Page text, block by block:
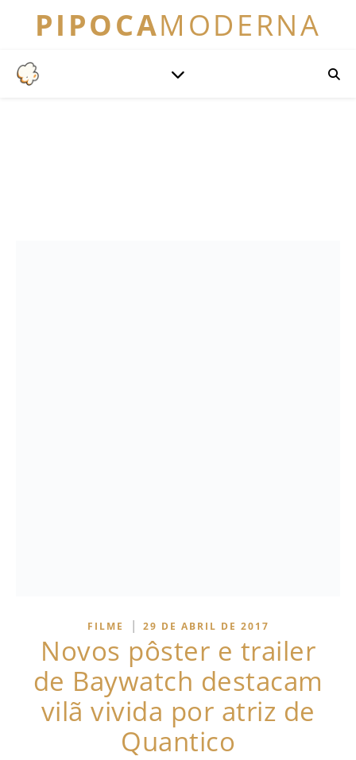
PIPOCAMODERNA
FILME | 29 DE ABRIL DE 2017
Novos pôster e trailer
de Baywatch destacam
vilã vivida por atriz de
Quantico